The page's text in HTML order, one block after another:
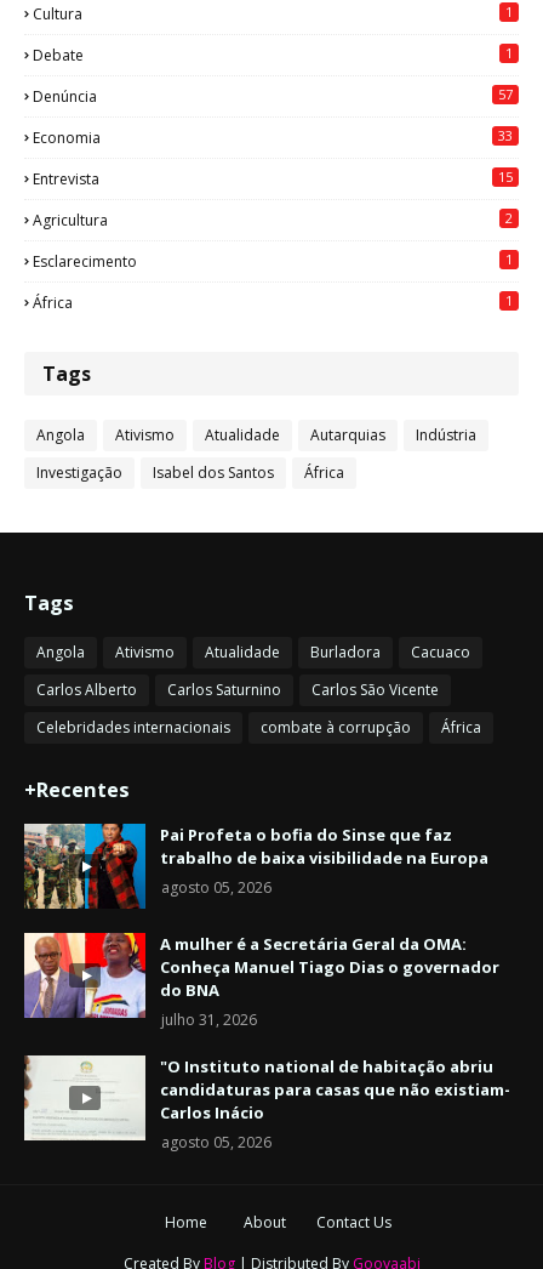
Cultura 1
Debate 1
Denúncia 57
Economia 33
Entrevista 15
Agricultura 2
Esclarecimento 1
África 1
Tags
Angola Ativismo Atualidade Autarquias
Indústria
Investigação
Isabel dos Santos África
Tags
Angola Ativismo Atualidade Burladora
Cacuaco
Carlos Alberto
Carlos Saturnino
Carlos São Vicente
Celebridades internacionais
combate à corrupção África
+Recentes
Pai Profeta o bofia do Sinse que faz
trabalho de baixa visibilidade na Europa
agosto 05, 2026
A mulher é a Secretária Geral da OMA:
Conheça Manuel Tiago Dias o governador
do BNA
julho 31, 2026
"O Instituto national de habitação abriu
candidaturas para casas que não existiam-
Carlos Inácio
agosto 05, 2026
Home About
Contact Us
Created By Blog| Distributed By Gooyaabi